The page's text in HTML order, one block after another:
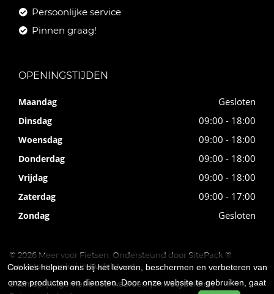
Persoonlijke service
Pinnen graag!
OPENINGSTIJDEN
Maandag Gesloten
Dinsdag 09:00 - 18:00
Woensdag 09:00 - 18:00
Donderdag 09:00 - 18:00
Vrijdag 09:00 - 18:00
Zaterdag 09:00 - 17:00
Zondag Gesloten
© 2026 Meer voor Fietsen. Ondersteund door SitePack ®
uw fietsenwinkel in Kudelstaart
Sitemap
Algemene voorwaarden
Privacybeleid
Cookies helpen ons bij het leveren, beschermen en verbeteren van
onze producten en diensten. Door onze website te gebruiken, gaat